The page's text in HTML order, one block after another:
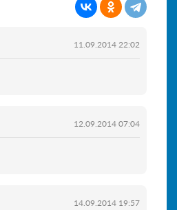
11.09.2014 22:02
12.09.2014 07:04
14.09.2014 19:57